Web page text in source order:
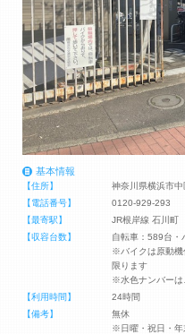
基本情報
【住所】
神奈川県横浜市
【電話番号】
0120-929-293
【最寄駅】
JR根岸線 石川町
【収容台数】
自転車：589台・
※バイクは原動機
限ります
※水色ナンバーは
【利用時間】
24時間
【備考】
無休
※日曜・祝日・年